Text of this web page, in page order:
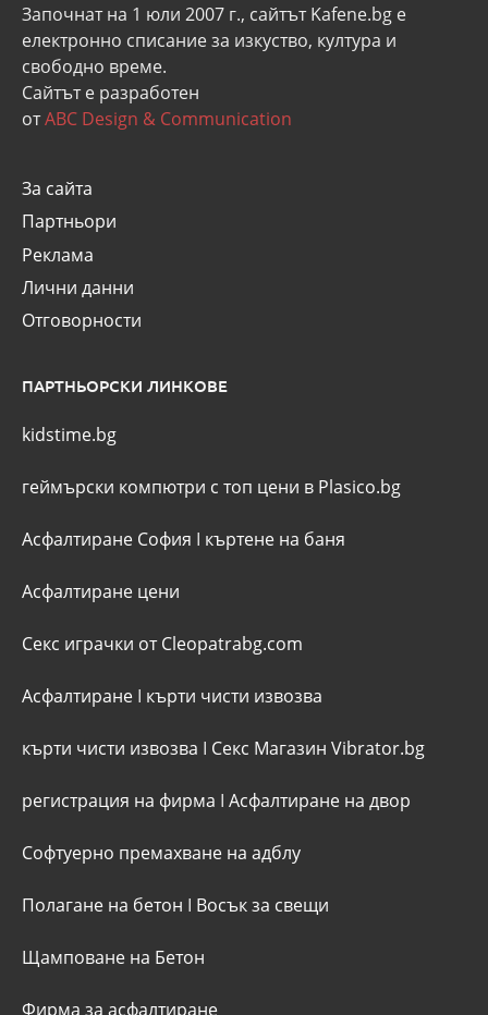
Започнат на 1 юли 2007 г., сайтът Kafene.bg e
eлектронно списание за изкуство, култура и
свободно време.
Сайтът е разработен
отABC Design & Communication
За сайта
Партньори
Реклама
Лични данни
Отговорности
ПАРТНЬОРСКИ ЛИНКОВЕ
kidstime.bg
геймърски компютри с топ цени в Plasico.bg
Асфалтиране София I къртене на баня
Асфалтиране цени
Секс играчки от Cleopatrabg.com
Асфалтиране I кърти чисти извозва
кърти чисти извозва I Секс Магазин Vibrator.bg
регистрация на фирма I Асфалтиране на двор
Софтуерно премахване на адблу
Полагане на бетон I Восък за свещи
Щамповане на Бетон
Фирма за асфалтиране